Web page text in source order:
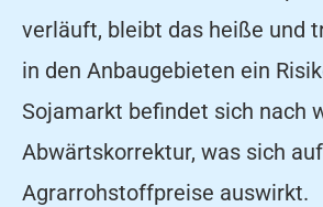
verläuft, bleibt das heiße und
in den Anbaugebieten ein
Sojamarkt befindet sich nach
Abwärtskorrektur, was sich
Agrarrohstoffpreise auswirkt.